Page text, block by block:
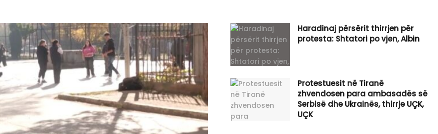
Haradinaj përsërit thirrjen për
protesta: Shtatori po vjen, Albin
Protestuesit në Tiranë
zhvendosen para ambasadës së
Serbisë dhe Ukrainës, thirrje UÇK,
UÇK